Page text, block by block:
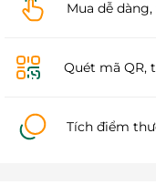
Mua dễ
Quét mã QR,
Tích điểm